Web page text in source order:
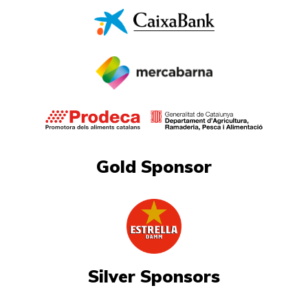
Gold Sponsor
Silver Sponsors